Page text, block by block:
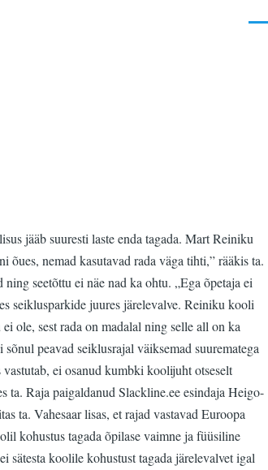
jääb suuresti laste enda tagada. Mart Reiniku
nemad kasutavad rada väga tihti,” rääkis ta.
seetõttu ei näe nad ka ohtu. „Ega õpetaja ei
seiklusparkide juures järelevalve. Reiniku kooli
ole, sest rada on madalal ning selle all on ka
peavad seiklusrajal väiksemad suurematega
ei osanud kumbki koolijuht otseselt
Raja paigaldanud Slackline.ee esindaja Heigo-
ta. Vahesaar lisas, et rajad vastavad Euroopa
kohustus tagada õpilase vaimne ja füüsiline
koolile kohustust tagada järelevalvet igal